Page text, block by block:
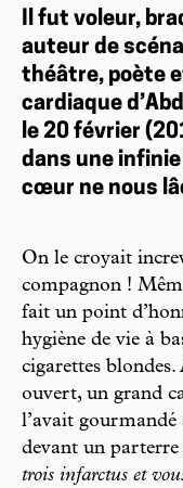
Il fut voleur,
auteur de
théâtre, poète
cardiaque
le 20 février
dans une
cœur ne nous
On le croyait
compagnon !
fait un point
hygiène de vie à
cigarettes
ouvert, un grand
l’avait
devant un parterre
trois infarctus et